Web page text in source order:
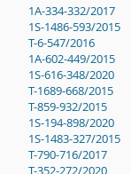
1A-334-332/2017
1S-1486-593/2015
T-6-547/2016
1A-602-449/2015
1S-616-348/2020
T-1689-668/2015
T-859-932/2015
1S-194-898/2020
1S-1483-327/2015
T-790-716/2017
T-352-272/2020